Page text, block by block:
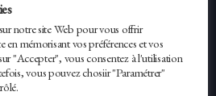
Expertise est un réseau
des experts issus de différents
en œuvre des projets dans les
de la formation, de
notre site Web pour vous offrir
en mémorisant vos préférences et vos
"Accepter", vous consentez à l'utilisation
vous pouvez chosiir "Paramétrer"